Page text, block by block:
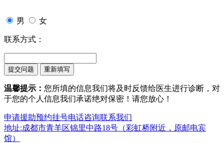
男 女
联系方式：
温馨提示： 您所填的信息我们将及时反馈给医生进行诊断，对
于您的个人信息我们承诺绝对保密！请您放心！
申请援助预约挂号电话咨询联系我们
地址:成都市青羊区锦里中路18号（彩虹桥附近，原邮电宾
馆）